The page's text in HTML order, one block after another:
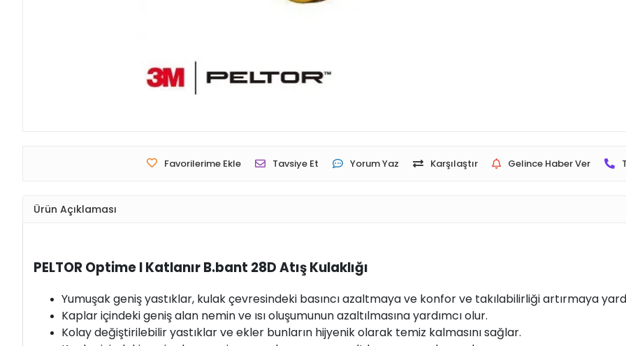
Favorilerime Ekle Tavsiye Et Yorum Yaz Karşılaştır Gelince Haber Ver
Ürün Açıklaması
PELTOR Optime I Katlanır B.bant 28D Atış Kulaklığı
Yumuşak geniş yastıklar, kulak çevresindeki basıncı azaltmaya ve konfor ve takılabilirliği artırmaya
Kaplar içindeki geniş alan nemin ve ısı oluşumunun azaltılmasına yardımcı olur.
Kolay değiştirilebilir yastıklar ve ekler bunların hijyenik olarak temiz kalmasını sağlar.